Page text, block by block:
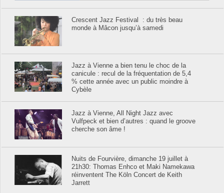
Crescent Jazz Festival : du très beau
monde à Mâcon jusqu’à samedi
Jazz à Vienne a bien tenu le choc de la
canicule : recul de la fréquentation de 5,4
% cette année avec un public moindre à
Cybèle
Jazz à Vienne, All Night Jazz avec
Vulfpeck et bien d’autres : quand le groove
cherche son âme !
Nuits de Fourvière, dimanche 19 juillet à
21h30: Thomas Enhco et Maki Namekawa
réinventent The Köln Concert de Keith
Jarrett